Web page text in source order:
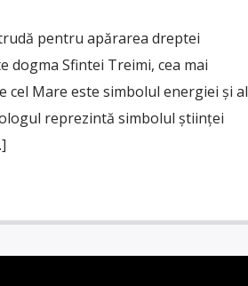
pentru apărarea dreptei
dogma Sfintei Treimi, cea mai
cel Mare este simbolul energiei și al
reprezintă simbolul științei